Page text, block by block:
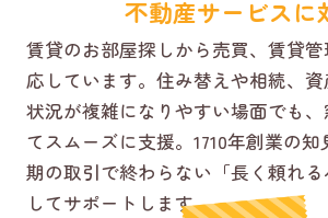
不動産サービスに
賃貸のお部屋探しから売買、賃貸
応しています。住み替えや相続、資
状況が複雑になりやすい場面でも
てスムーズに支援。1710年創業の
期の取引で終わらない「長く頼れ
してサポートします。